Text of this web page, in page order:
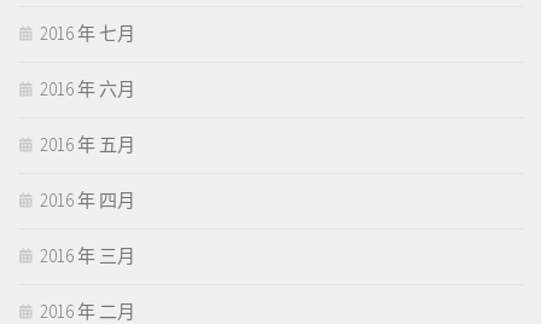
2016 年 七月
2016 年 六月
2016 年 五月
2016 年 四月
2016 年 三月
2016 年 二月